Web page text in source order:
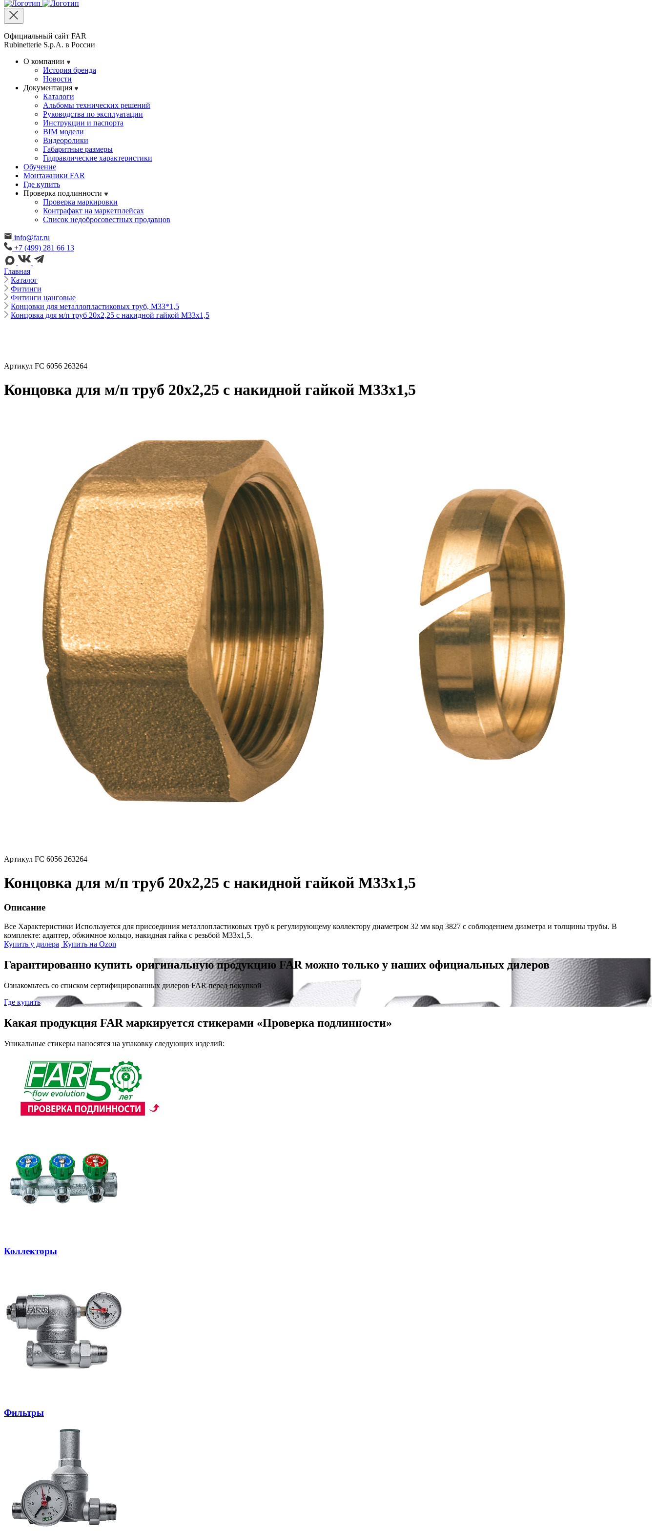
Официальный сайт FAR
Rubinetterie S.p.A. в России
О компании
История бренда
Новости
Документация
Каталоги
Альбомы технических решений
Руководства по эксплуатации
Инструкции и паспорта
BIM модели
Видеоролики
Габаритные размеры
Гидравлические характеристики
Обучение
Монтажники FAR
Где купить
Проверка подлинности
Проверка маркировки
Контрафакт на маркетплейсах
Cписок недобросовестных продавцов
info@far.ru
+7 (499) 281 66 13
Главная
Каталог
Фитинги
Фитинги цанговые
Концовки для металлопластиковых труб, М33*1,5
Концовка для м/п труб 20х2,25 с накидной гайкой М33х1,5
Артикул FC 6056 263264
Концовка для м/п труб 20х2,25 с накидной гайкой М33х1,5
Артикул FC 6056 263264
Концовка для м/п труб 20х2,25 с накидной гайкой М33х1,5
Описание
Все Характеристики Используется для присоединия металлопластиковых труб к регулирующему коллектору диаметром 32 мм код 3827 с соблюдением диаметра и толщины трубы. В
комплекте: адаптер, обжимное кольцо, накидная гайка с резьбой М33х1,5.
Купить у дилера Купить на Ozon
Гарантированно купить оригинальную продукцию FAR можно только у наших официальных дилеров
Ознакомьтесь со списком сертифицированных дилеров FAR перед покупкой
Где купить
Какая продукция FAR маркируется стикерами «Проверка подлинности»
Уникальные стикеры наносятся на упаковку следующих изделий:
Коллекторы
Фильтры